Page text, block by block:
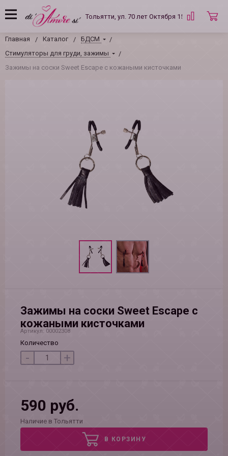
Тольятти, ул. 70 лет Октября 15 Б
Главная Каталог
БДСМ
Стимуляторы для груди, зажимы
Зажимы на соски Sweet Escape с кожаными кисточками
Зажимы на соски Sweet Escape с
кожаными кисточками
Артикул: 00002308
Количество
- +
590 руб.
Наличие в Тольятти
В КОРЗИНУ